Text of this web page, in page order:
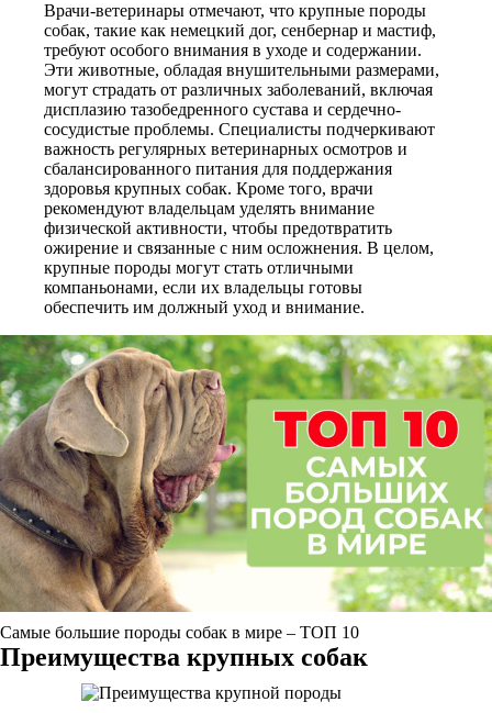
Врачи-ветеринары отмечают, что крупные породы
собак, такие как немецкий дог, сенбернар и мастиф,
требуют особого внимания в уходе и содержании.
Эти животные, обладая внушительными размерами,
могут страдать от различных заболеваний, включая
дисплазию тазобедренного сустава и сердечно-
сосудистые проблемы. Специалисты подчеркивают
важность регулярных ветеринарных осмотров и
сбалансированного питания для поддержания
здоровья крупных собак. Кроме того, врачи
рекомендуют владельцам уделять внимание
физической активности, чтобы предотвратить
ожирение и связанные с ним осложнения. В целом,
крупные породы могут стать отличными
компаньонами, если их владельцы готовы
обеспечить им должный уход и внимание.
Самые большие породы собак в мире – ТОП 10
Преимущества крупных собак